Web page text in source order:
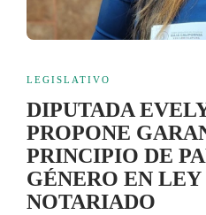
LEGISLATIVO
DIPUTADA
PROPONE
PRINCIPIO DE
GÉNERO EN LEY
NOTARIADO